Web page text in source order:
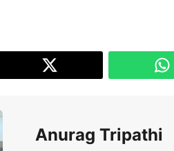
Anurag Tripathi